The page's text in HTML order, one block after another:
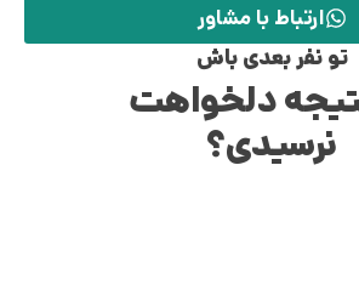
ارتباط با مشاور
تو نفر بعدی باش
دلخواهت
نرسیدی؟